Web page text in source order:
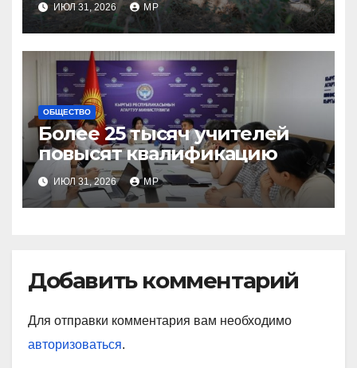
ИЮЛ 31, 2026 MP
ОБЩЕСТВО
Более 25 тысяч учителей
повысят квалификацию
ИЮЛ 31, 2026 MP
Добавить комментарий
Для отправки комментария вам необходимо
авторизоваться.